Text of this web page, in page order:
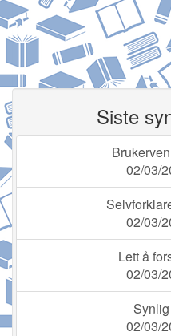
Siste
02/03/
02/03/
Lett å
02/03/
Synlig
02/03/